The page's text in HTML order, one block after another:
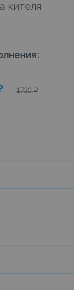
кителя
:
1730 ₽